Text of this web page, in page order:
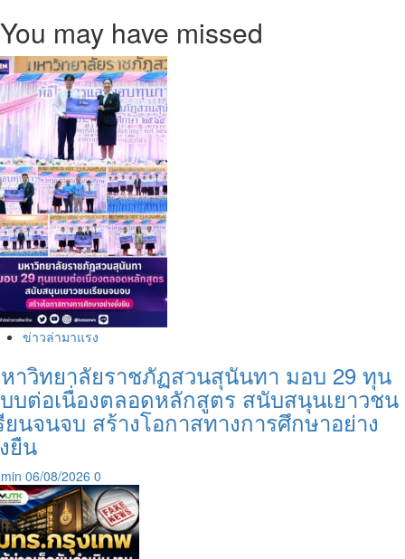
มี
ผู้
อ้างอิง
มาก
ที่สุด
ระดับ
โลก
You may have missed
ข่าวล่ามาแรง
าวิทยาลัยราชภัฏสวนสุนันทา มอบ 29 ทุน
บต่อเนื่องตลอดหลักสูตร สนับสนุนเยาวชน
ยนจนจบ สร้างโอกาสทางการศึกษาอย่าง
ยืน
06/08/2026 0